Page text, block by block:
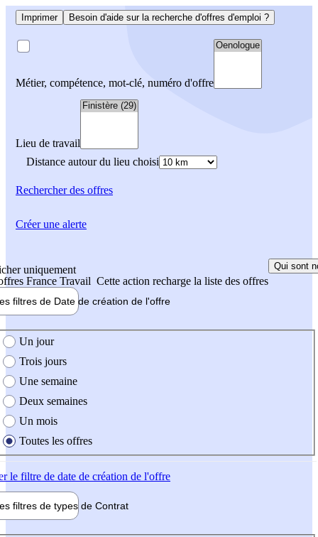
Imprimer Besoin d'aide sur la recherche d'offres d'emploi ?
Métier, compétence, mot-clé, numéro d'offre
Lieu de travail
Distance autour du lieu choisi
Rechercherdes offres
uniquement
France Travail Cette action recharge la liste des offres
Qui sont
filtres de Date de création de l'offre
création de l'offre
Un jour
Trois jours
Une semaine
Deux semaines
Un mois
Toutes les offres
le filtre de date de création de l'offre
filtres de types de Contrat
Créer une alerte